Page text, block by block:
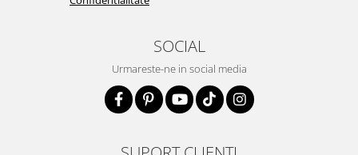
SOCIAL
Urmareste-ne in social media